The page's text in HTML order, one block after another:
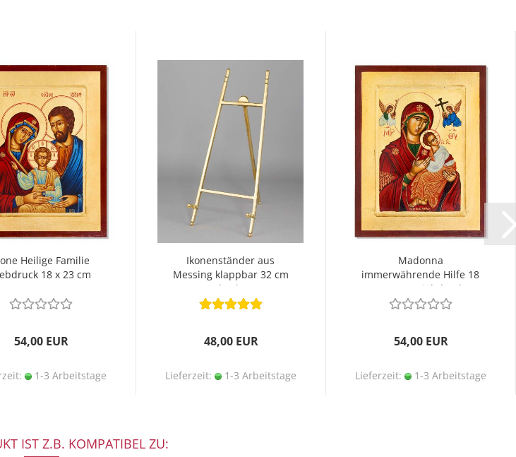
Heilige Familie
18 x 23 cm
54,00 EUR
1-3 Arbeitstage
Ikonenständer aus
Messing klappbar 32 cm
hoch
48,00 EUR
Lieferzeit: 1-3 Arbeitstage
Madonna
immerwährende Hilfe 18
x 23 cm Siebdruck
54,00 EUR
Lieferzeit: 1-3 Arbeitstage
IST Z.B. KOMPATIBEL ZU: